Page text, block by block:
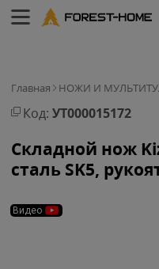
Главная НОЖИ И
Код: УТ000015172
Складной нож
сталь SK5,
Видео